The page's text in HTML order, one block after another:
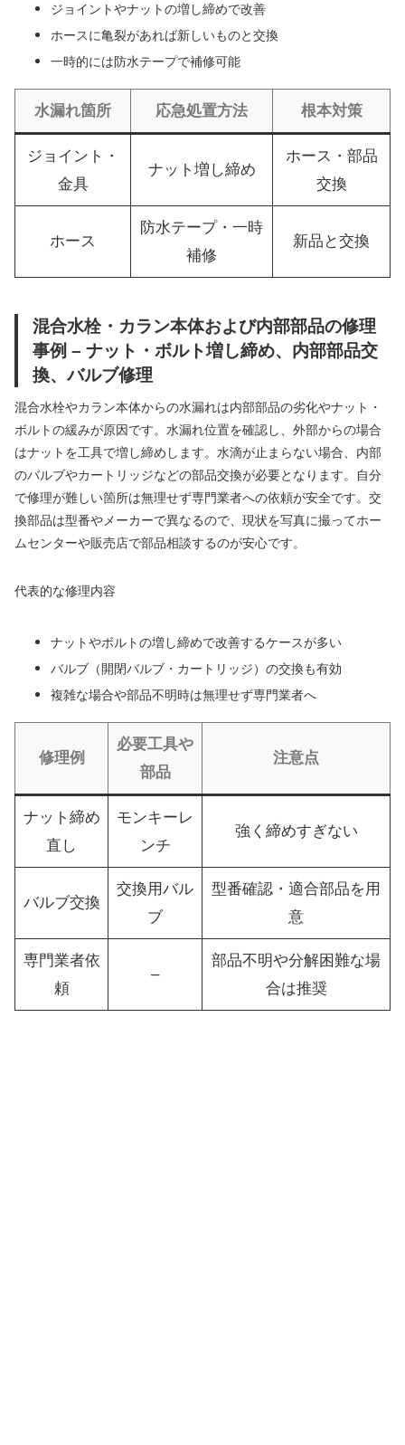
ジョイントやナットの増し締めで改善
ホースに亀裂があれば新しいものと交換
一時的には防水テープで補修可能
水漏れ箇所 応急処置方法 根本対策
ジョイント・
金具
ナット増し締め
ホース・部品
交換
ホース
防水テープ・一時
補修
新品と交換
混合水栓・カラン本体および内部部品の修理
事例 – ナット・ボルト増し締め、内部部品交
換、バルブ修理
混合水栓やカラン本体からの水漏れは内部部品の劣化やナット・
ボルトの緩みが原因です。水漏れ位置を確認し、外部からの場合
はナットを工具で増し締めします。水滴が止まらない場合、内部
のバルブやカートリッジなどの部品交換が必要となります。自分
で修理が難しい箇所は無理せず専門業者への依頼が安全です。交
換部品は型番やメーカーで異なるので、現状を写真に撮ってホー
ムセンターや販売店で部品相談するのが安心です。
代表的な修理内容
ナットやボルトの増し締めで改善するケースが多い
バルブ（開閉バルブ・カートリッジ）の交換も有効
複雑な場合や部品不明時は無理せず専門業者へ
修理例
必要工具や
部品
注意点
ナット締め
直し
モンキーレ
ンチ
強く締めすぎない
バルブ交換
交換用バル
ブ
型番確認・適合部品を用
意
専門業者依
頼
–
部品不明や分解困難な場
合は推奨